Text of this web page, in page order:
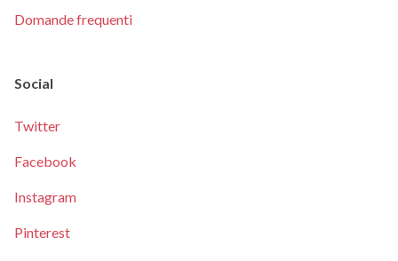
Domande frequenti
Social
Twitter
Facebook
Instagram
Pinterest